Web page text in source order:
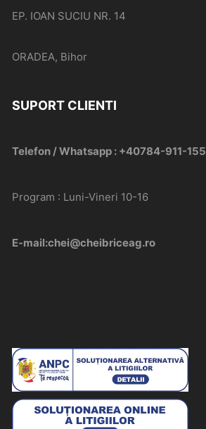
EP. IOAN SUCIU NR. 14
ORADEA, Bihor
SUPORT CLIENTI
Telefon / Whatsapp : +40784-911-155
Program : Luni-Vineri 10-16
E-mail:chei@cheibriceag.ro